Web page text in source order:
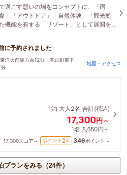
で過ごす憩いの場をコンセプトに、「宿
」「アウトドア」「自然体験」「観光拠
機能を有する「リゾート」として展開を
す。
に予約されました
洋大前駅方面12分 花山町東下
地図・アクセス
1泊 大人2名 合計(税込)
17,300円～
1名 8,650円～
17,300スコア～ ポイント 2% 346ポイント～
プランをみる（24件）